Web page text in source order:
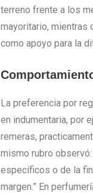
terreno frente a los
mayoritario, mientras
como apoyo para la
La preferencia por
en indumentaria, por
remeras,
mismo rubro
específicos o de la
margen .” En